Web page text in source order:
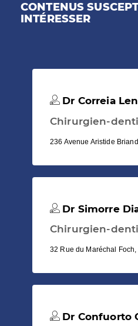
CONTENUS
INTÉRESSER
Dr Correia
Chirurgien-
236 Avenue Aristide
Dr Simorre
Chirurgien-
32 Rue du Maréchal
Dr Confuorto